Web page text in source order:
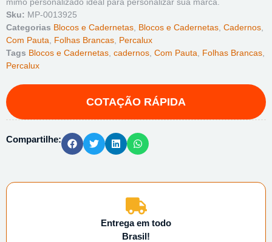
Sku: MP-0013925
Categorias Blocos e Cadernetas Blocos e Cadernetas Cadernos
Com Pauta
Folhas Brancas Percalux
Tags Blocos e Cadernetas cadernos Com Pauta Folhas Brancas
Percalux
Compartilhe:
Entrega em todo
Brasil!